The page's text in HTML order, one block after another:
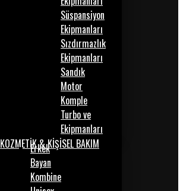
Süspansiyon
Ekipmanları
Sızdırmazlık
Ekipmanları
Sandık
Motor
Komple
Turbo ve
Ekipmanları
KOZMETİK & KİŞİSEL BAKIM
Erkek
Bayan
Kombine